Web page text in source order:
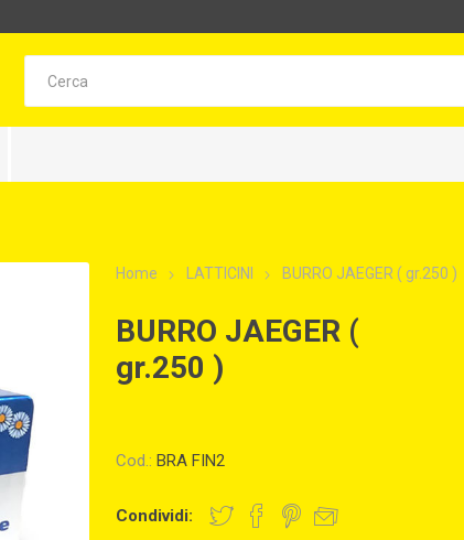
Home LATTICINI BURRO JAEGER ( gr.250 )
BURRO JAEGER (
gr.250 )
Cod.: BRA FIN2
Condividi: